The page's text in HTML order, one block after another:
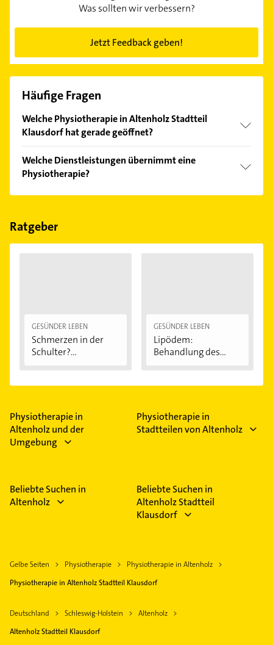
Was sollten wir verbessern?
Jetzt Feedback geben!
Häufige Fragen
Welche Physiotherapie in Altenholz Stadtteil
Klausdorf hat gerade geöffnet?
Bitte beachten Sie, dass diese an Sonn- und
Feiertagen abweichen können.
Welche Dienstleistungen übernimmt eine
Physiotherapie?
Folgende Leistungen werden angeboten:
Osteopathie und Beckenbodengymnastik.
Ratgeber
GESÜNDER LEBEN
Schmerzen in der
Schulter?
GESÜNDER LEBEN
Lipödem:
Behandlung des
Physiotherapie in
Altenholz und der
Umgebung
Physiotherapie in
Stadtteilen von Altenholz
Beliebte Suchen in
Altenholz
Beliebte Suchen in
Altenholz Stadtteil
Klausdorf
Gelbe Seiten Physiotherapie
Physiotherapie in Altenholz
Physiotherapie in Altenholz Stadtteil Klausdorf
Deutschland Schleswig-Holstein
Altenholz
Altenholz Stadtteil Klausdorf